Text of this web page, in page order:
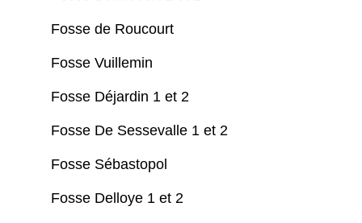
Fosse de Roucourt
Fosse Vuillemin
Fosse Déjardin 1 et 2
Fosse De Sessevalle 1 et 2
Fosse Sébastopol
Fosse Delloye 1 et 2